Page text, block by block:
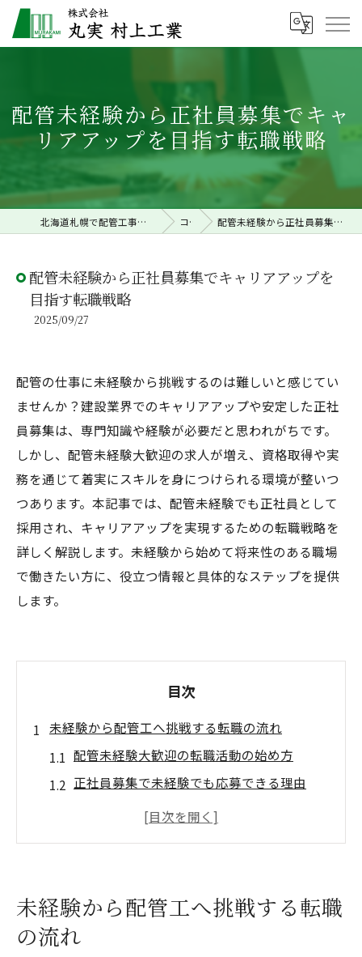
配管未経験から正社員募集でキャ
リアアップを目指す転職戦略
北海道札幌で配管工事の求人なら株式会社丸実村上工業 コラム 配管未経験から正社員募集でキャリアアップを目指す転職戦略
配管未経験から正社員募集でキャリアアップを
目指す転職戦略
2025/09/27
配管の仕事に未経験から挑戦するのは難しいと感じてい
ませんか？建設業界でのキャリアアップや安定した正社
員募集は、専門知識や経験が必要だと思われがちです。
しかし、配管未経験大歓迎の求人が増え、資格取得や実
務を通じて着実にスキルを身につけられる環境が整いつ
つあります。本記事では、配管未経験でも正社員として
採用され、キャリアアップを実現するための転職戦略を
詳しく解説します。未経験から始めて将来性のある職場
で働きたい方に、役立つ情報と具体的なステップを提供
します。
目次
未経験から配管工へ挑戦する転職の流れ
配管未経験大歓迎の転職活動の始め方
正社員募集で未経験でも応募できる理由
配管業界で未経験から成長するステップ
キャリアアップを実現する配管工の魅力
配管未経験大歓迎で広がるキャリアの可能
未経験から配管工へ挑戦する転職
の流れ